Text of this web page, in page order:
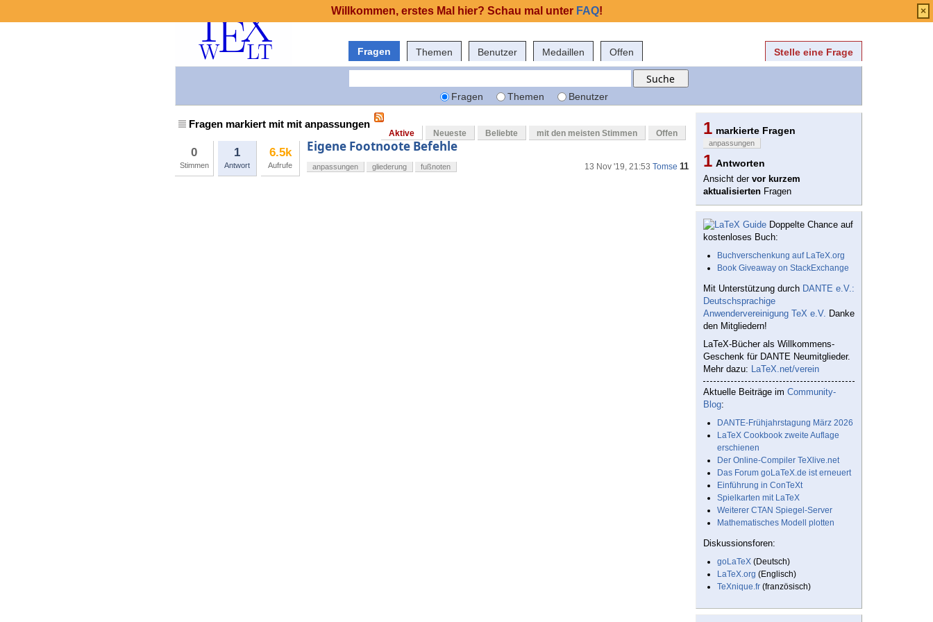
Fragen Themen Benutzer Medaillen Offen Stelle eine Frage
Fragen Themen Benutzer
Fragen markiert mit mit anpassungen
Aktive Neueste Beliebte mit den meisten Stimmen Offen
0
Stimmen
1
Antwort
6.5k
Aufrufe
Eigene Footnoote Befehle
13 Nov '19, 21:53 Tomse 11
anpassungen gliederung fußnoten
1 markierte Fragen
anpassungen
1 Antworten
Ansicht der vor kurzem
aktualisierten Fragen
Doppelte Chance auf
kostenloses Buch:
Buchverschenkung auf LaTeX.org
Book Giveaway on StackExchange
Mit Unterstützung durch DANTE e.V.:
Deutschsprachige
Anwendervereinigung TeX e.V. Danke
den Mitgliedern!
LaTeX-Bücher als Willkommens-
Geschenk für DANTE Neumitglieder.
Mehr dazu: LaTeX.net/verein
Aktuelle Beiträge im Community-
Blog:
DANTE-Frühjahrstagung März 2026
LaTeX Cookbook zweite Auflage
erschienen
Der Online-Compiler TeXlive.net
Das Forum goLaTeX.de ist erneuert
Einführung in ConTeXt
Spielkarten mit LaTeX
Weiterer CTAN Spiegel-Server
Mathematisches Modell plotten
Diskussionsforen:
goLaTeX (Deutsch)
LaTeX.org (Englisch)
TeXnique.fr (französisch)
Willkommen, erstes Mal hier? Schau mal unter FAQ! ×